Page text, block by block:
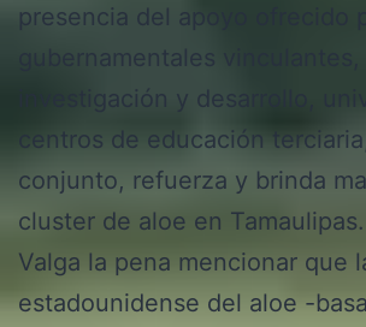
presencia del apoyo ofrecido
gubernamentales
investigación y desarrollo,
centros de educación
conjunto, refuerza y brinda
cluster de aloe en Tamaulipas.
Valga la pena mencionar que
estadounidense del aloe -